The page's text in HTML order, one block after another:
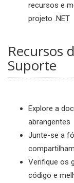
recursos e
projeto .NET
Recursos
Suporte
Explore a
abrangentes
Junte-se a
Verifique os
código e